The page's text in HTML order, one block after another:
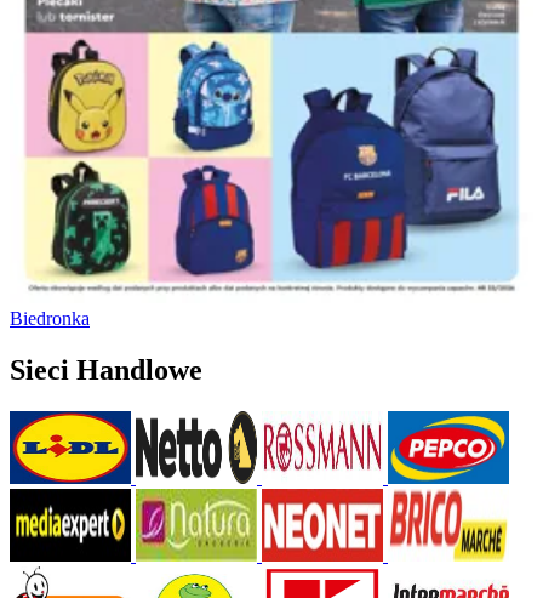
Biedronka
Sieci Handlowe